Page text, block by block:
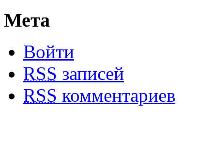
Мета
Войти
RSS записей
RSS комментариев